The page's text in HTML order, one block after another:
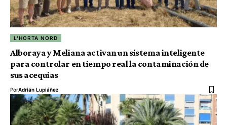
L'HORTA NORD
Alboraya y Meliana activan un sistema inteligente
para controlar en tiempo real la contaminación de
sus acequias
PorAdrián Lupiáñez